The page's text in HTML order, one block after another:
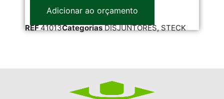
Adicionar ao orçamento
REF41013Categorias DISJUNTORES, STECK